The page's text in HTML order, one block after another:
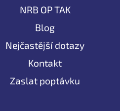
NRB OP TAK
Blog
Nejčastější dotazy
Kontakt
Zaslat poptávku